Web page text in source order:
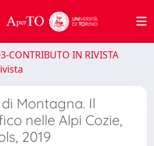
CONTRIBUTO IN RIVISTA
Montagna. Il
nelle Alpi Cozie,
2019